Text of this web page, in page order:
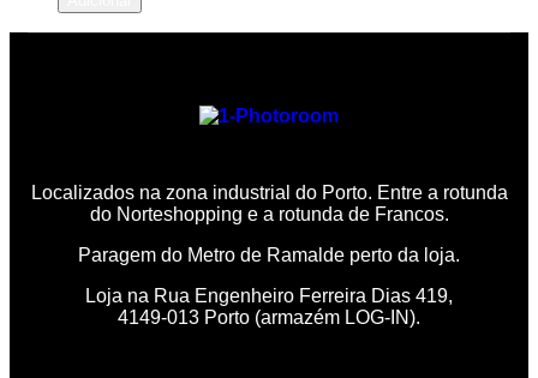
Localizados na zona industrial do Porto. Entre a rotunda
do Norteshopping e a rotunda de Francos.
Paragem do Metro de Ramalde perto da loja.
Loja na Rua Engenheiro Ferreira Dias 419,
4149-013 Porto (armazém LOG-IN).